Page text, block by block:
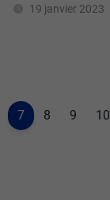
19 janvier 2023
7 8 9 10